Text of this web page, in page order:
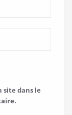
site dans le